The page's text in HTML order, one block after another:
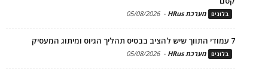
בלוגים מערכת HRus -
05/08/2026
7 עמודי התווך שיש להציב בבסיס תהליך הגיוס ומיתוג המעסיק
בלוגים מערכת HRus -
05/08/2026